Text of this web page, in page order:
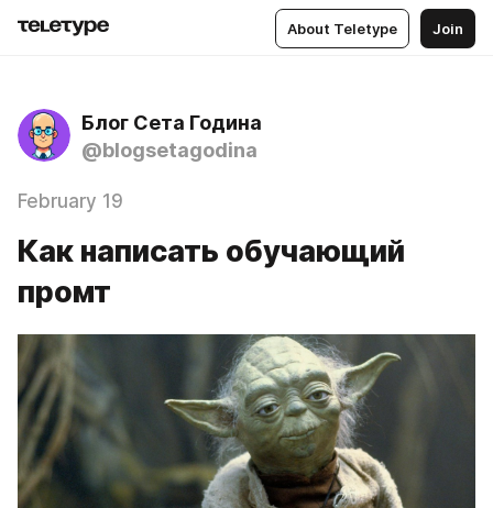
About Teletype Join
Блог Сета Година
@blogsetagodina
February 19
Как написать обучающий
промт